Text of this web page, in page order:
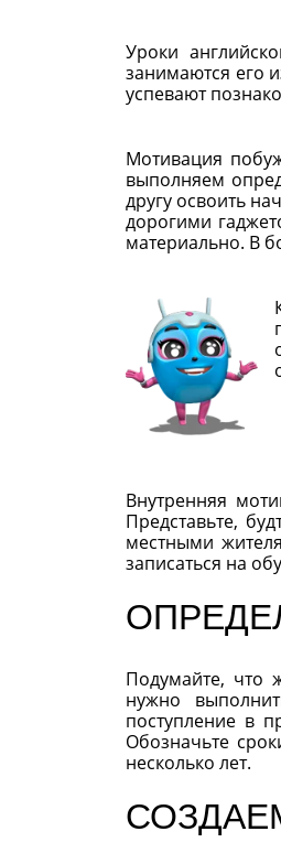
Уроки
занимаются его
успевают
Мотивация
выполняем
другу освоить
дорогими
материально. В
Внутренняя
Представьте,
местными
записаться на
Подумайте, что
нужно
поступление в
Обозначьте
несколько лет.